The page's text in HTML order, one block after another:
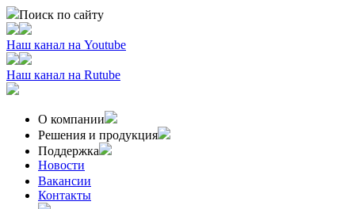
Поиск по сайту
Наш канал на Youtube
Наш канал на Rutube
О компании
Решения и продукция
Поддержка
Новости
Вакансии
Контакты